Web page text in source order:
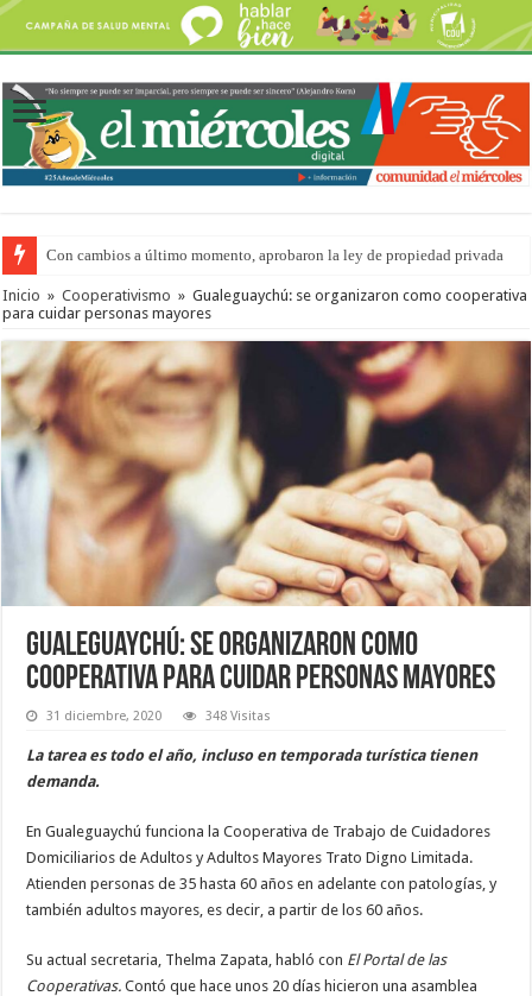
Con cambios a último momento, aprobaron la ley de propiedad privada
Inicio » Cooperativismo » Gualeguaychú: se organizaron como cooperativa
para cuidar personas mayores
Gualeguaychú: se organizaron como
cooperativa para cuidar personas mayores
31 diciembre, 2020 348 Visitas
La tarea es todo el año, incluso en temporada turística tienen
demanda.
En Gualeguaychú funciona la Cooperativa de Trabajo de Cuidadores
Domiciliarios de Adultos y Adultos Mayores Trato Digno Limitada.
Atienden personas de 35 hasta 60 años en adelante con patologías, y
también adultos mayores, es decir, a partir de los 60 años.
Su actual secretaria, Thelma Zapata, habló con El Portal de las
Cooperativas.Contó que hace unos 20 días hicieron una asamblea